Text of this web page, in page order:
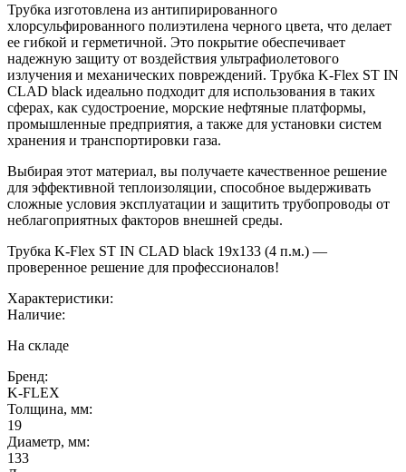
Трубка изготовлена из антипирированного
хлорсульфированного полиэтилена черного цвета, что делает
ее гибкой и герметичной. Это покрытие обеспечивает
надежную защиту от воздействия ультрафиолетового
излучения и механических повреждений. Tрубка K-Flex ST IN
CLAD black идеально подходит для использования в таких
сферах, как судостроение, морские нефтяные платформы,
промышленные предприятия, а также для установки систем
хранения и транспортировки газа.
Выбирая этот материал, вы получаете качественное решение
для эффективной теплоизоляции, способное выдерживать
сложные условия эксплуатации и защитить трубопроводы от
неблагоприятных факторов внешней среды.
Трубка K-Flex ST IN CLAD black 19х133 (4 п.м.) —
проверенное решение для профессионалов!
Характеристики:
Наличие:
На складе
Бренд:
K-FLEX
Толщина, мм:
19
Диаметр, мм:
133